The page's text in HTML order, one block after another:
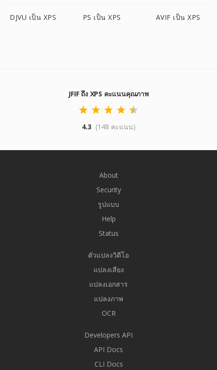
DJVU เป็น XPS PS เป็น XPS AVIF เป็น XPS
JFIF ถึง XPS คะแนนคุณภาพ
4.3 (148 คะแนน)
About
Security
รูปแบบ
Help
Status
ตัวแปลงวิดีโอ
แปลงเสียง
แปลงเอกสาร
แปลงภาพ
OCR
Developers API
API Docs
CLI Docs